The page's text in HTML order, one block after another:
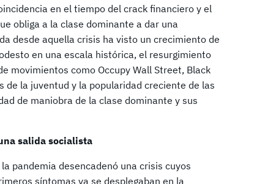
en el tiempo del crack financiero y el
obliga a la clase dominante a dar una
desde aquella crisis ha visto un crecimiento de
en una escala histórica, el resurgimiento
movimientos como Occupy Wall Street, Black
la juventud y la popularidad creciente de las
de maniobra de la clase dominante y sus
salida socialista
pandemia desencadenó una crisis cuyos
síntomas ya se desplegaban en la